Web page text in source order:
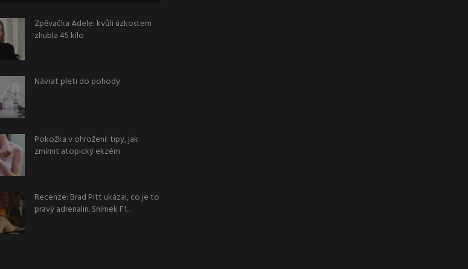
Zpěvačka Adele: kvůli úzkostem
zhubla 45 kilo
Návrat pleti do pohody
Pokožka v ohrožení: tipy, jak
zmírnit atopický ekzém
Recenze: Brad Pitt ukázal, co je to
pravý adrenalin. Snímek F1...